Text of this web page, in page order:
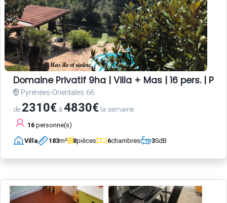
Domaine Privatif 9ha | Villa + Mas | 16 pers. |
Pyrénées-Orientales 66
de 2310€ à 4830€ la semaine
16 personne(s)
Villa 183m² 8pièces 6chambres 3SdB